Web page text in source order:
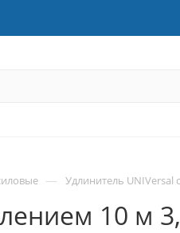
— Удлинитель UNIVersal
10 м